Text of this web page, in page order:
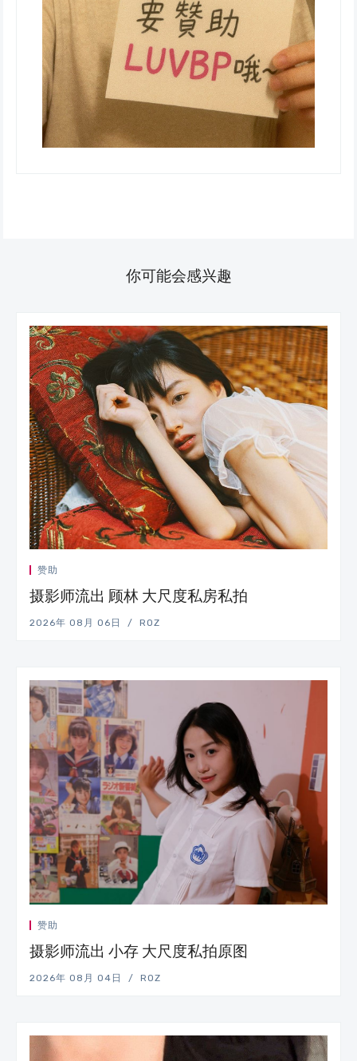
你可能会感兴趣
赞助
摄影师流出 顾林 大尺度私房私拍
2026年 08月 06日 ROZ
赞助
摄影师流出 小存 大尺度私拍原图
2026年 08月 04日 ROZ